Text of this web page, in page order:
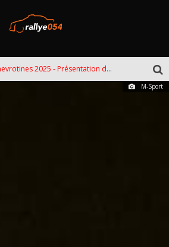
Chevrotines 2025 - Présentation de l'épreuve
M-Sport